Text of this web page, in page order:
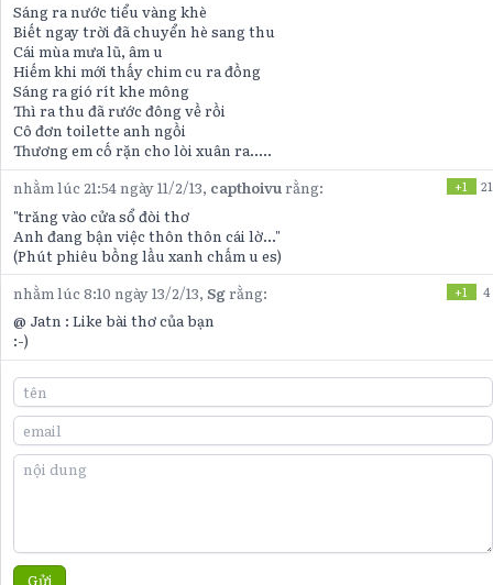
Sáng ra nước tiểu vàng khè
Biết ngay trời đã chuyển hè sang thu
Cái mùa mưa lũ, âm u
Hiếm khi mới thấy chim cu ra đồng
Sáng ra gió rít khe mông
Thì ra thu đã rước đông về rồi
Cô đơn toilette anh ngồi
Thương em cố rặn cho lòi xuân ra.....
nhằm lúc 21:54 ngày 11/2/13, capthoivurằng: +1 21
"trăng vào cửa sổ đòi thơ
Anh đang bận việc thôn thôn cái lờ..."
(Phút phiêu bồng lầu xanh chấm u es)
nhằm lúc 8:10 ngày 13/2/13,Sgrằng: +1 4
@ Jatn : Like bài thơ của bạn
:-)
Gửi